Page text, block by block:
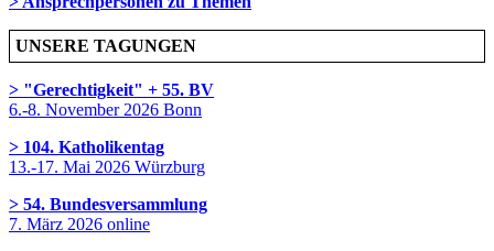
UNSERE TAGUNGEN
> "Gerechtigkeit" + 55. BV
6.-8. November 2026 Bonn
> 104. Katholikentag
13.-17. Mai 2026 Würzburg
> 54. Bundesversammlung
7. März 2026 online